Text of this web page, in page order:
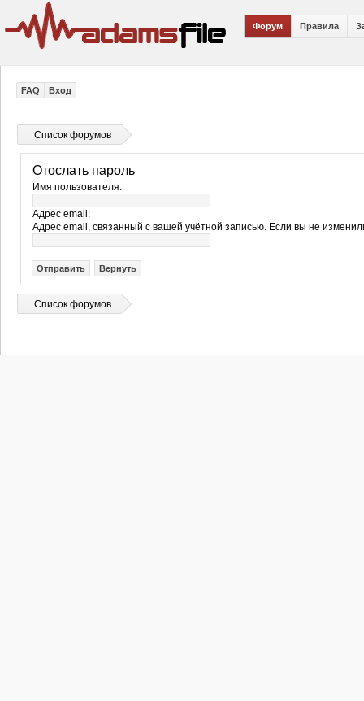
Форум Правила
FAQ Вход
Список форумов
Отослать пароль
Имя пользователя:
Адрес email:
Адрес email, связанный с вашей учётной записью. Если вы не
Список форумов